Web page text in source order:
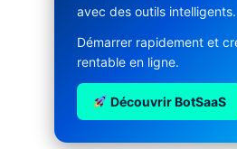
avec des outils intelligents.
Démarrer rapidement et
rentable en ligne.
Découvrir BotSaaS